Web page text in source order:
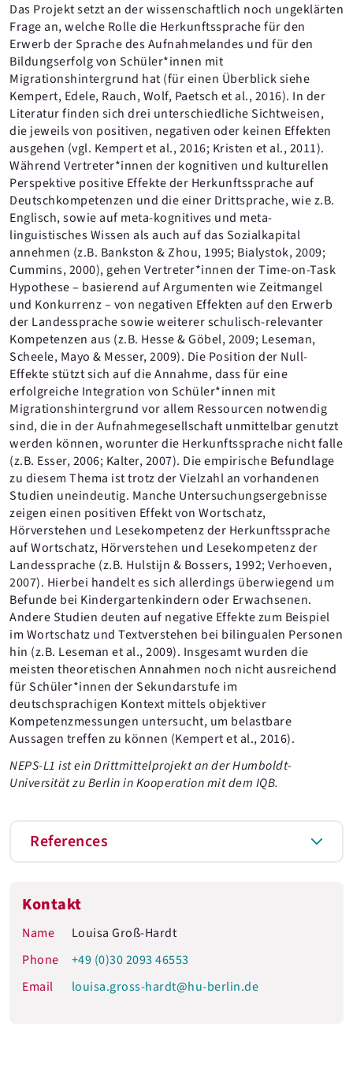
Das Projekt setzt an der wissenschaftlich noch ungeklärten
Frage an, welche Rolle die Herkunftssprache für den
Erwerb der Sprache des Aufnahmelandes und für den
Bildungserfolg von Schüler*innen mit
Migrationshintergrund hat (für einen Überblick siehe
Kempert, Edele, Rauch, Wolf, Paetsch et al., 2016). In der
Literatur finden sich drei unterschiedliche Sichtweisen,
die jeweils von positiven, negativen oder keinen Effekten
ausgehen (vgl. Kempert et al., 2016; Kristen et al., 2011).
Während Vertreter*innen der kognitiven und kulturellen
Perspektive positive Effekte der Herkunftssprache auf
Deutschkompetenzen und die einer Drittsprache, wie z.B.
Englisch, sowie auf meta-kognitives und meta-
linguistisches Wissen als auch auf das Sozialkapital
annehmen (z.B. Bankston & Zhou, 1995; Bialystok, 2009;
Cummins, 2000), gehen Vertreter*innen der Time-on-Task
Hypothese – basierend auf Argumenten wie Zeitmangel
und Konkurrenz – von negativen Effekten auf den Erwerb
der Landessprache sowie weiterer schulisch-relevanter
Kompetenzen aus (z.B. Hesse & Göbel, 2009; Leseman,
Scheele, Mayo & Messer, 2009). Die Position der Null-
Effekte stützt sich auf die Annahme, dass für eine
erfolgreiche Integration von Schüler*innen mit
Migrationshintergrund vor allem Ressourcen notwendig
sind, die in der Aufnahmegesellschaft unmittelbar genutzt
werden können, worunter die Herkunftssprache nicht falle
(z.B. Esser, 2006; Kalter, 2007). Die empirische Befundlage
zu diesem Thema ist trotz der Vielzahl an vorhandenen
Studien uneindeutig. Manche Untersuchungsergebnisse
zeigen einen positiven Effekt von Wortschatz,
Hörverstehen und Lesekompetenz der Herkunftssprache
auf Wortschatz, Hörverstehen und Lesekompetenz der
Landessprache (z.B. Hulstijn & Bossers, 1992; Verhoeven,
2007). Hierbei handelt es sich allerdings überwiegend um
Befunde bei Kindergartenkindern oder Erwachsenen.
Andere Studien deuten auf negative Effekte zum Beispiel
im Wortschatz und Textverstehen bei bilingualen Personen
hin (z.B. Leseman et al., 2009). Insgesamt wurden die
meisten theoretischen Annahmen noch nicht ausreichend
für Schüler*innen der Sekundarstufe im
deutschsprachigen Kontext mittels objektiver
Kompetenzmessungen untersucht, um belastbare
Aussagen treffen zu können (Kempert et al., 2016).
NEPS-L1 ist ein Drittmittelprojekt an der Humboldt-
Universität zu Berlin in Kooperation mit dem IQB.
References
Kontakt
Name
Louisa Groß-Hardt
Phone
+49 (0)30 2093 46553
Email
louisa.gross-hardt@hu-berlin.de